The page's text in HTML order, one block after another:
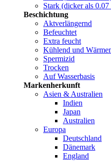
Stark (dicker als 0.07
Beschichtung
Aktverlängernd
Befeuchtet
Extra feucht
Kühlend und
Spermizid
Trocken
Auf Wasserbasis
Markenherkunft
Asien & Australien
Indien
Japan
Australien
Europa
Deutschland
Dänemark
England